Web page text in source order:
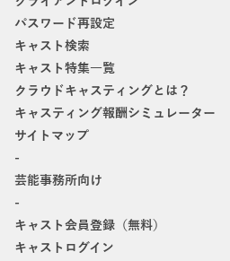
パスワード再設定
キャスト検索
キャスト特集一覧
クラウドキャスティングとは？
キャスティング報酬シミュレーター
サイトマップ
-
芸能事務所向け
-
キャスト会員登録（無料）
キャストログイン